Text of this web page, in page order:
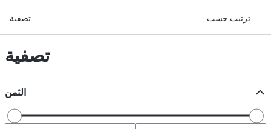
تصفية ترتيب حسب
تصفية
الثمن